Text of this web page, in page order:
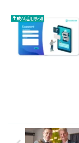
生成AI活用事例